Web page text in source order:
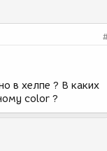
в хелпе ? В каких
color ?